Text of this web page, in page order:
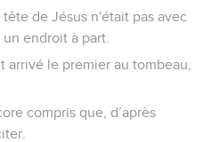
de Jésus n'était pas avec
endroit à part.
le premier au tombeau,
compris que, d’après